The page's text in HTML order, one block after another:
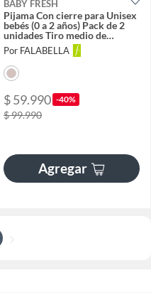
BABY FRESH
Pijama Con cierre para Unisex
bebés (0 a 2 años) Pack de 2
unidades Tiro medio de
Algodón
Por FALABELLA
$ 59.990 -40%
$ 99.990
Agregar